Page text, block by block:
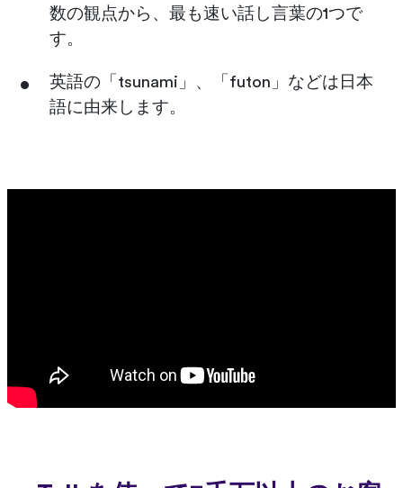
数の観点から、最も速い話し言葉の1つで
す。
英語の「tsunami」、「futon」などは日本
語に由来します。